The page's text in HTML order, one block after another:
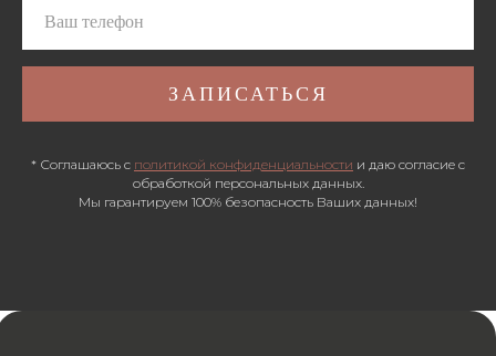
ЗАПИСАТЬСЯ
* Соглашаюсь с политикой конфиденциальности и даю согласие с
обработкой персональных данных.
Мы гарантируем 100% безопасность Ваших данных!